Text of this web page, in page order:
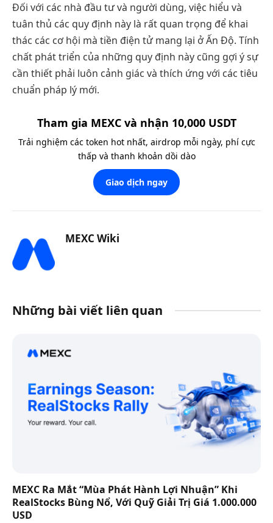
Đối với các nhà đầu tư và người dùng, việc hiểu và
tuân thủ các quy định này là rất quan trọng để khai
thác các cơ hội mà tiền điện tử mang lại ở Ấn Độ. Tính
chất phát triển của những quy định này cũng gợi ý sự
cần thiết phải luôn cảnh giác và thích ứng với các tiêu
chuẩn pháp lý mới.
Tham gia MEXC và nhận 10,000 USDT
Trải nghiệm các token hot nhất, airdrop mỗi ngày, phí cực
thấp và thanh khoản dồi dào
Giao dịch ngay
MEXC Wiki
Những bài viết liên quan
MEXC Ra Mắt “Mùa Phát Hành Lợi Nhuận” Khi
RealStocks Bùng Nổ, Với Quỹ Giải Trị Giá 1.000.000
USD